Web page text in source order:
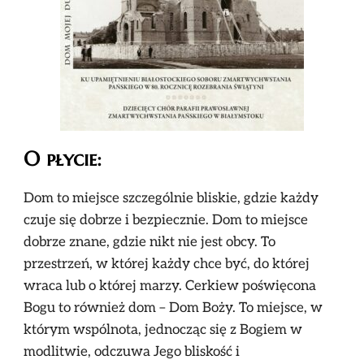
O płycie:
Dom to miejsce szczególnie bliskie, gdzie każdy
czuje się dobrze i bezpiecznie. Dom to miejsce
dobrze znane, gdzie nikt nie jest obcy. To
przestrzeń, w której każdy chce być, do której
wraca lub o której marzy. Cerkiew poświęcona
Bogu to również dom – Dom Boży. To miejsce, w
którym wspólnota, jednocząc się z Bogiem w
modlitwie, odczuwa Jego bliskość i